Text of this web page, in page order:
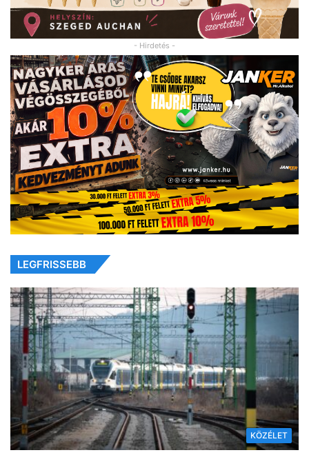
- Hirdetés -
LEGFRISSEBB
KÖZÉLET